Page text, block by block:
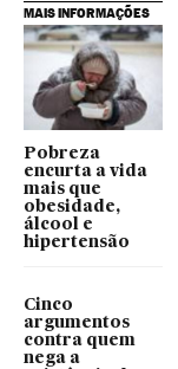
MAIS INFORMAÇÕES
Pobreza
encurta a vida
mais que
obesidade,
álcool e
hipertensão
Cinco
argumentos
contra quem
nega a